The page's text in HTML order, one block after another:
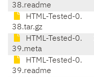
38.readme
HTML-Tested-0.
38.tar.gz
HTML-Tested-0.
39.meta
HTML-Tested-0.
39.readme